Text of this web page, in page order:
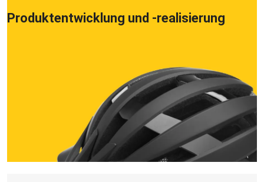
Produktentwicklung und -realisierung